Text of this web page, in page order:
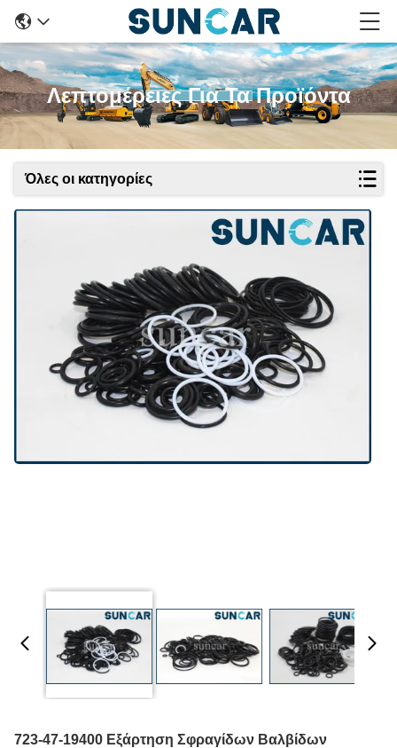
Λεπτομέρειες Για Τα Προϊόντα
Όλες οι κατηγορίες
723-47-19400 Εξάρτηση Σφραγίδων Βαλβίδων